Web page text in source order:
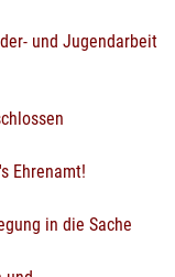
und Jugendarbeit
Ehrenamt!
in die Sache